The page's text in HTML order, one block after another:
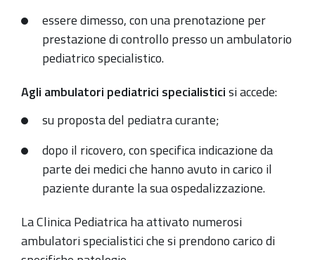
essere dimesso, con una prenotazione per
prestazione di controllo presso un ambulatorio
pediatrico specialistico.
Agli ambulatori pediatrici specialisticisi accede:
su proposta del pediatra curante;
dopo il ricovero, con specifica indicazione da
parte dei medici che hanno avuto in carico il
paziente durante la sua ospedalizzazione.
La Clinica Pediatrica ha attivato numerosi
ambulatori specialistici che si prendono carico di